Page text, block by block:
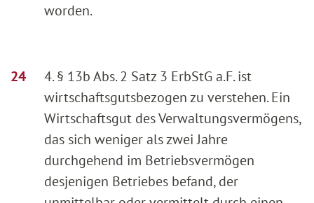
worden.
4. § 13b Abs. 2 Satz 3 ErbStG a.F. ist
wirtschaftsgutsbezogen zu verstehen. Ein
Wirtschaftsgut des Verwaltungsvermögens,
das sich weniger als zwei Jahre
durchgehend im Betriebsvermögen
desjenigen Betriebes befand, der